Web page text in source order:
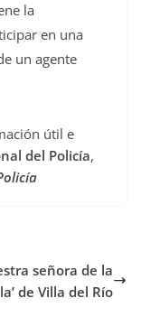
la
en una
un agente
útil e
del Policía,
señora de la
de Villa del Río